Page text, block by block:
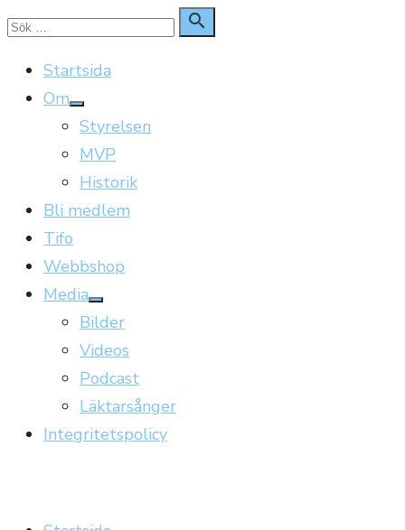
Hoppa
innehåll
Sök

Sök
Startsida
Om
Visa
undermeny
Styrelsen
MVP
Historik
Bli medlem
Tifo
Webbshop
Media
Visa
undermeny
Bilder
Videos
Podcast
Läktarsånger
Integritetspolicy